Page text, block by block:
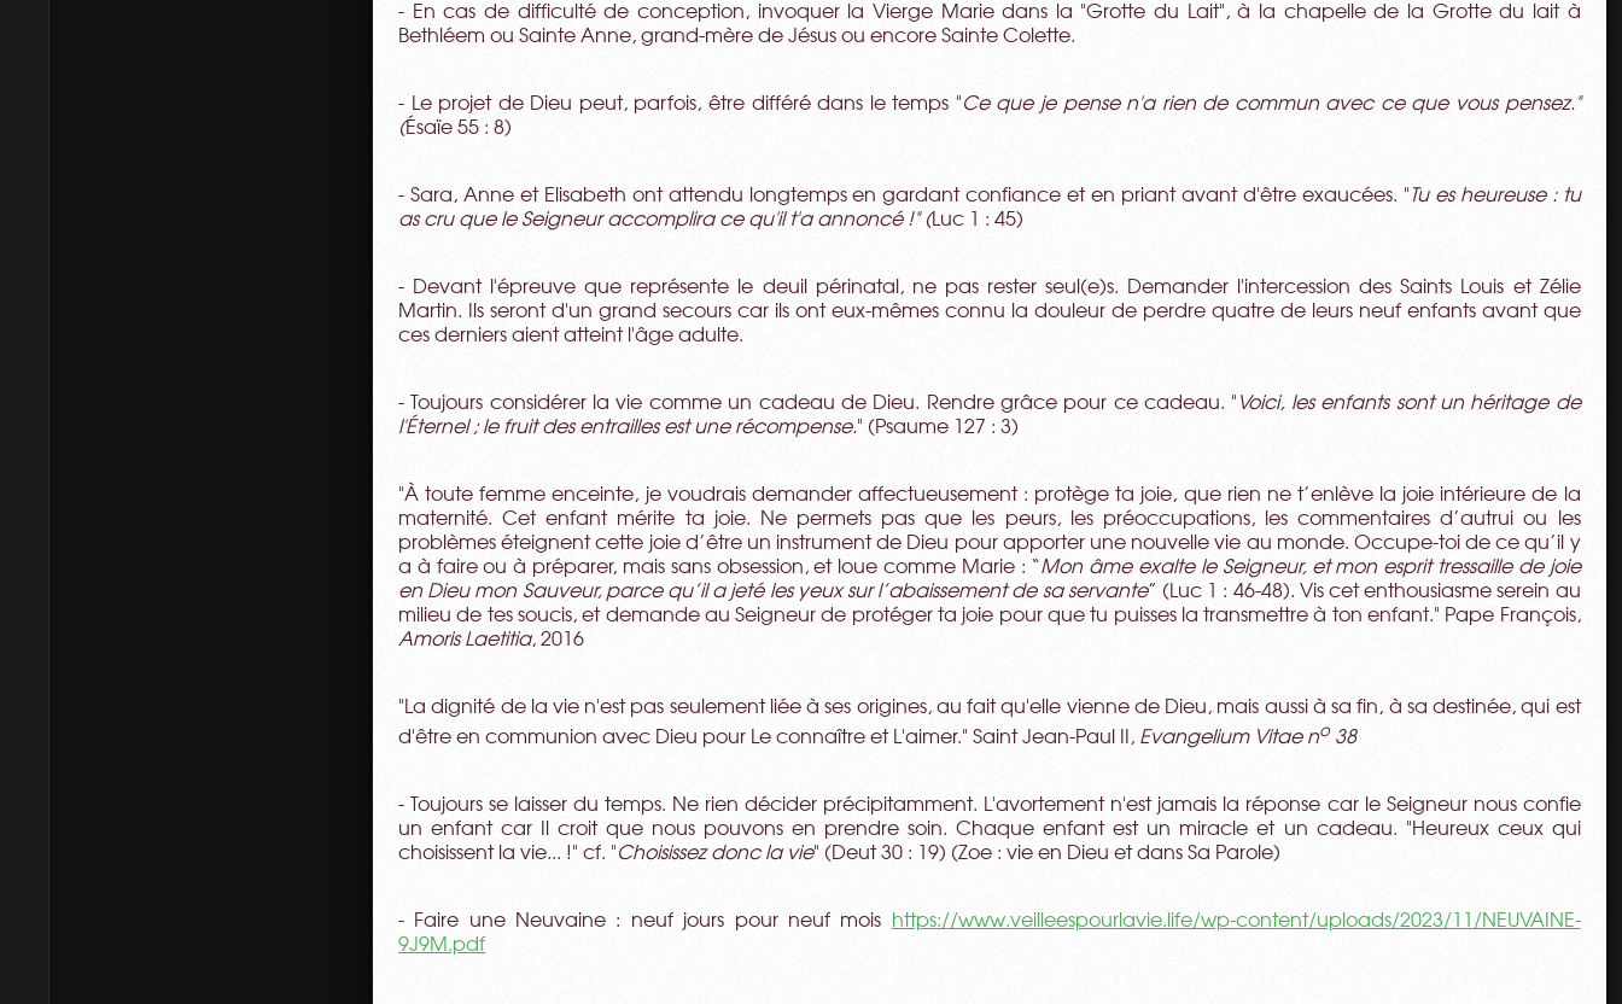
- En cas de difficulté de conception, invoquer la Vierge Marie dans la "Grotte du Lait", à la chapelle de la Grotte du lait à
Bethléem ou Sainte Anne, grand-mère de Jésus ou encore Sainte Colette.
- Le projet de Dieu peut, parfois, être différé dans le temps "Ce que je pense n'a rien de commun avec ce que vous pensez."
(Ésaïe 55 : 8)
- Sara, Anne et Elisabeth ont attendu longtemps en gardant confiance et en priant avant d'être exaucées. " Tu es heureuse : tu
as cru que le Seigneur accomplira ce qu'il t'a annoncé !" (Luc 1 : 45)
- Devant l'épreuve que représente le deuil périnatal, ne pas rester seul(e)s. Demander l'intercession des Saints Louis et Zélie
Martin. Ils seront d'un grand secours car ils ont eux-mêmes connu la douleur de perdre quatre de leurs neuf enfants avant que
ces derniers aient atteint l'âge adulte.
- Toujours considérer la vie comme un cadeau de Dieu. Rendre grâce pour ce cadeau. " Voici, les enfants sont un héritage de
l'Éternel ; le fruit des entrailles est une récompense." (Psaume 127 : 3)
"À toute femme enceinte, je voudrais demander affectueusement : protège ta joie, que rien ne t’enlève la joie intérieure de la
maternité. Cet enfant mérite ta joie. Ne permets pas que les peurs, les préoccupations, les commentaires d’autrui ou les
problèmes éteignent cette joie d’être un instrument de Dieu pour apporter une nouvelle vie au monde. Occupe-toi de ce qu’il y
a à faire ou à préparer, mais sans obsession, et loue comme Marie : “Mon âme exalte le Seigneur, et mon esprit tressaille de joie
en Dieu mon Sauveur, parce qu’il a jeté les yeux sur l’abaissement de sa servante” (Luc 1 : 46-48). Vis cet enthousiasme serein au
milieu de tes soucis, et demande au Seigneur de protéger ta joie pour que tu puisses la transmettre à ton enfant." Pape François,
Amoris Laetitia, 2016
"La dignité de la vie n'est pas seulement liée à ses origines, au fait qu'elle vienne de Dieu, mais aussi à sa fin, à sa destinée, qui est
d'être en communion avec Dieu pour Le connaître et L'aimer." Saint Jean-Paul II, Evangelium Vitae no 38
- Toujours se laisser du temps. Ne rien décider précipitamment. L'avortement n'est jamais la réponse car le Seigneur nous confie
un enfant car Il croit que nous pouvons en prendre soin. Chaque enfant est un miracle et un cadeau. "Heureux ceux qui
choisissent la vie... !" cf. "Choisissez donc la vie" (Deut 30 : 19) (Zoe : vie en Dieu et dans Sa Parole)
- Faire une Neuvaine : neuf jours pour neuf mois
https://www.veilleespourlavie.life/wp-content/uploads/2023/11/NEUVAINE-
9J9M.pdf